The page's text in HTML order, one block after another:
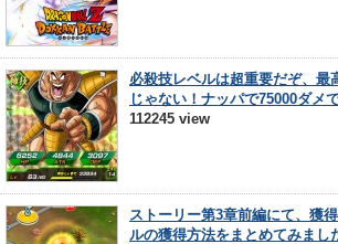
必殺技レベルは超重要だぞ、最
じゃない！ナッパで75000ダメ
112245 view
ストーリー第3章前編にて、獲
ルの獲得方法をまとめてみまし